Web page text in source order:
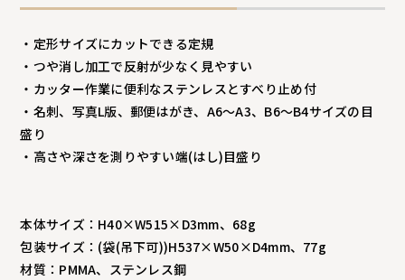
・定形サイズにカットできる定規
・つや消し加工で反射が少なく見やすい
・カッター作業に便利なステンレスとすべり止め付
・名刺、写真L版、郵便はがき、A6～A3、B6～B4サイズの目
盛り
・高さや深さを測りやすい端(はし)目盛り
本体サイズ：H40×W515×D3mm、68g
包装サイズ：(袋(吊下可))H537×W50×D4mm、77g
材質：PMMA、ステンレス鋼